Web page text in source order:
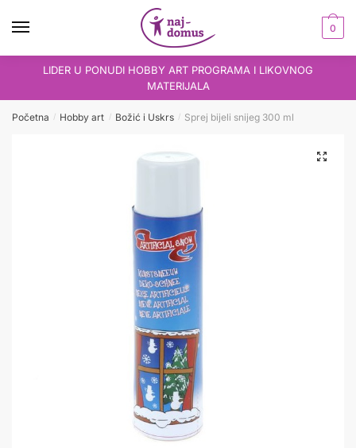
0
LIDER U PONUDI HOBBY ART PROGRAMA I LIKOVNOG
MATERIJALA
Početna / Hobby art / Božić i Uskrs / Sprej bijeli snijeg 300 ml